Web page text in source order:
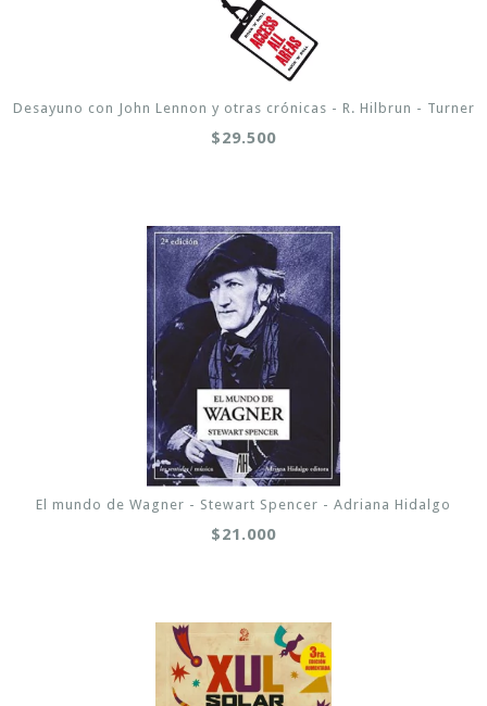
Desayuno con John Lennon y otras crónicas - R. Hilbrun - Turner
$29.500
El mundo de Wagner - Stewart Spencer - Adriana Hidalgo
$21.000